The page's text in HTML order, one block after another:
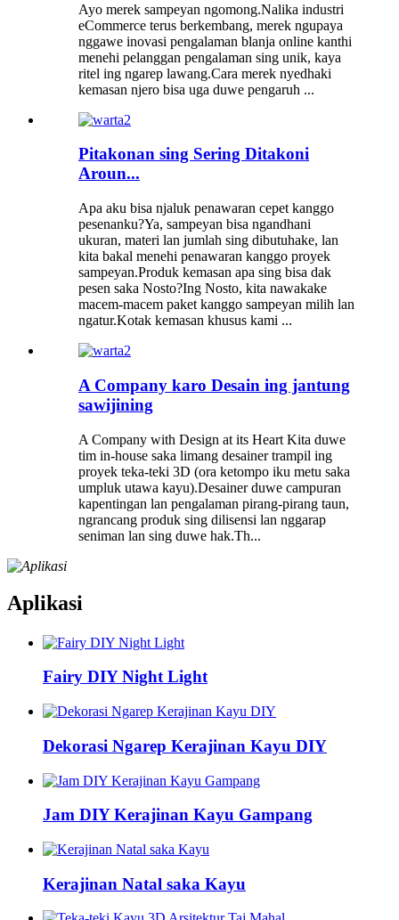
Ayo merek sampeyan ngomong.Nalika industri
eCommerce terus berkembang, merek ngupaya
nggawe inovasi pengalaman blanja online kanthi
menehi pelanggan pengalaman sing unik, kaya
ritel ing ngarep lawang.Cara merek nyedhaki
kemasan njero bisa uga duwe pengaruh ...
Pitakonan sing Sering Ditakoni
Aroun...
Apa aku bisa njaluk penawaran cepet kanggo
pesenanku?Ya, sampeyan bisa ngandhani
ukuran, materi lan jumlah sing dibutuhake, lan
kita bakal menehi penawaran kanggo proyek
sampeyan.Produk kemasan apa sing bisa dak
pesen saka Nosto?Ing Nosto, kita nawakake
macem-macem paket kanggo sampeyan milih lan
ngatur.Kotak kemasan khusus kami ...
A Company karo Desain ing jantung
sawijining
A Company with Design at its Heart Kita duwe
tim in-house saka limang desainer trampil ing
proyek teka-teki 3D (ora ketompo iku metu saka
umpluk utawa kayu).Desainer duwe campuran
kapentingan lan pengalaman pirang-pirang taun,
ngrancang produk sing dilisensi lan nggarap
seniman lan sing duwe hak.Th...
Aplikasi
Fairy DIY Night Light
Dekorasi Ngarep Kerajinan Kayu DIY
Jam DIY Kerajinan Kayu Gampang
Kerajinan Natal saka Kayu